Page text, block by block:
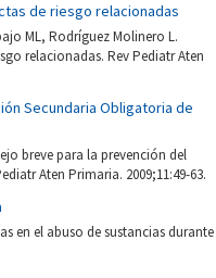
de riesgo relacionadas
ML, Rodríguez Molinero L.
relacionadas. Rev Pediatr Aten
Secundaria Obligatoria de
breve para la prevención del
Aten Primaria. 2009;11:49-63.
en el abuso de sustancias durante